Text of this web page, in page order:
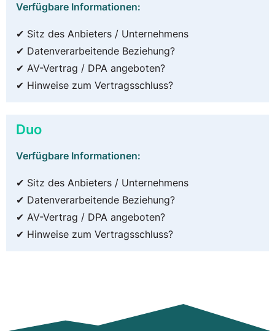
Verfügbare Informationen:
✔ Sitz des Anbieters / Unternehmens
✔ Datenverarbeitende Beziehung?
✔ AV-Vertrag / DPA angeboten?
✔ Hinweise zum Vertragsschluss?
Duo
Verfügbare Informationen:
✔ Sitz des Anbieters / Unternehmens
✔ Datenverarbeitende Beziehung?
✔ AV-Vertrag / DPA angeboten?
✔ Hinweise zum Vertragsschluss?